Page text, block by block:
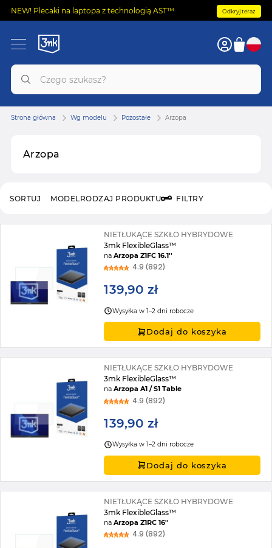
NEW! Plecaki na laptopa z technologią AST™ Odkryj teraz
Arzopa
Strona główna Wg modelu Pozostałe Arzopa
MODELRODZAJ PRODUKTU FILTRY
SORTUJ
NIETŁUKĄCE SZKŁO HYBRYDOWE
3mk FlexibleGlass™
naArzopa Z1FC 16.1''
4.9 (892)
139,90 zł
Wysyłka w 1–2 dni robocze
Dodaj do koszyka
NIETŁUKĄCE SZKŁO HYBRYDOWE
3mk FlexibleGlass™
naArzopa A1 / S1 Table
4.9 (892)
139,90 zł
Wysyłka w 1–2 dni robocze
Dodaj do koszyka
NIETŁUKĄCE SZKŁO HYBRYDOWE
3mk FlexibleGlass™
naArzopa Z1RC 16''
4.9 (892)